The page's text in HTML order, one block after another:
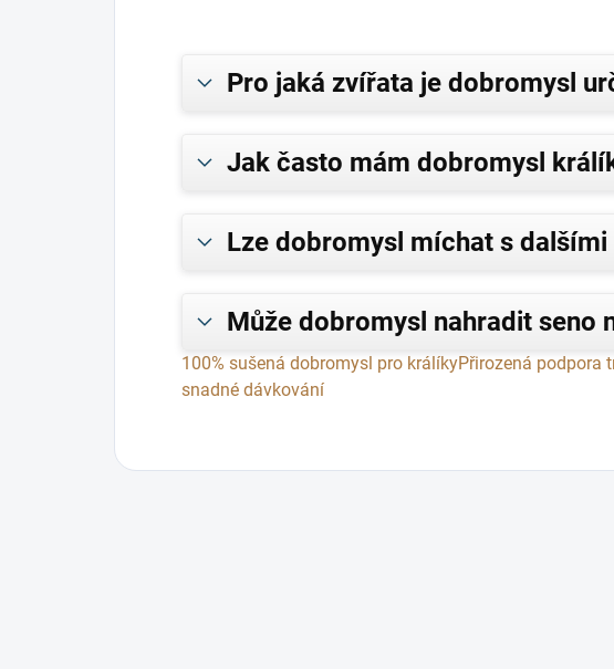
Pro jaká zvířata je dobromysl
Jak často mám dobromysl
Lze dobromysl míchat s dalšími
Může dobromysl nahradit seno
100% sušená dobromysl pro králíkyPřirozená podpora
snadné dávkování